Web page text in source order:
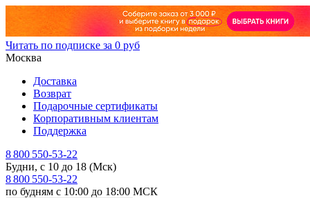
Читать по подписке за 0 руб
Москва
Доставка
Возврат
Подарочные сертификаты
Корпоративным клиентам
Поддержка
8 800 550-53-22
Будни, с 10 до 18 (Мск)
8 800 550-53-22
по будням с 10:00 до 18:00 МСК